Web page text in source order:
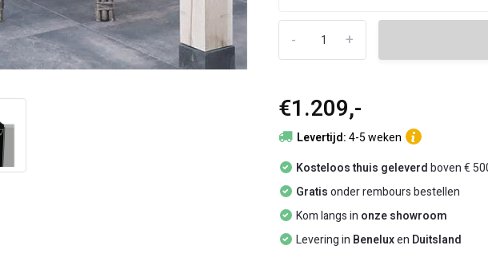
+
-
€1.209,-
Levertijd:4-5 weken
Kosteloos thuis geleverdboven €
Gratisonder rembours bestellen
Kom langs in onze showroom
Levering in Beneluxen Duitsland